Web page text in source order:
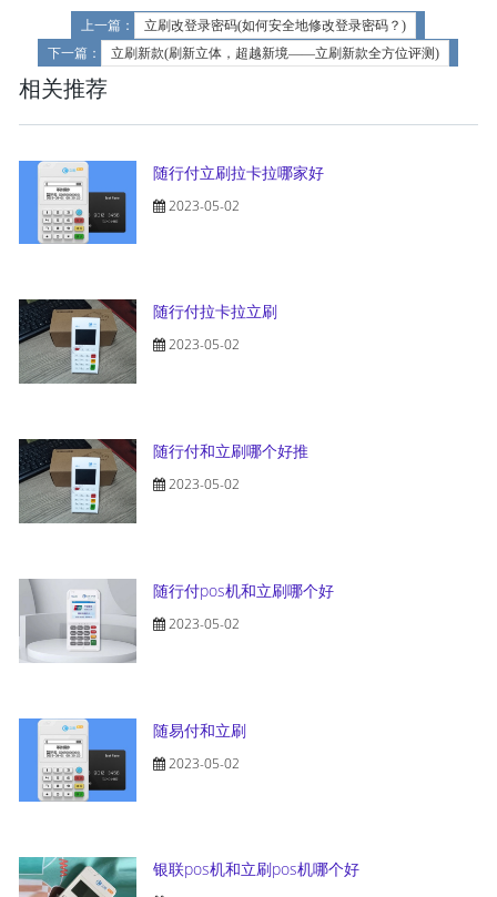
上一篇：
立刷改登录密码(如何安全地修改登录密码？)
下一篇：
立刷新款(刷新立体，超越新境——立刷新款全方位评测)
相关推荐
随行付立刷拉卡拉哪家好
2023-05-02
随行付拉卡拉立刷
2023-05-02
随行付和立刷哪个好推
2023-05-02
随行付pos机和立刷哪个好
2023-05-02
随易付和立刷
2023-05-02
银联pos机和立刷pos机哪个好